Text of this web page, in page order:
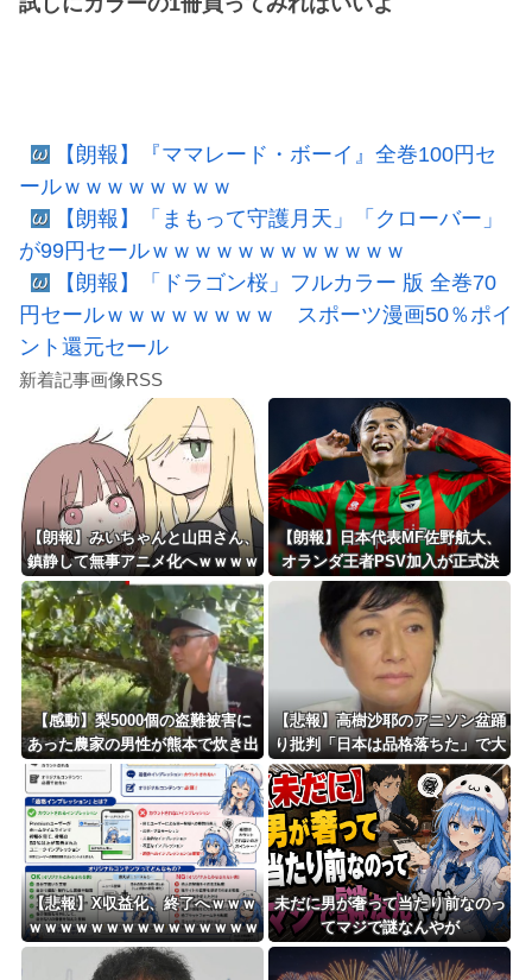
【朗報】『ママレード・ボーイ』全巻100円セ
ールｗｗｗｗｗｗｗｗ
【朗報】「まもって守護月天」「クローバー」
が99円セールｗｗｗｗｗｗｗｗｗｗｗｗ
【朗報】「ドラゴン桜」フルカラー 版 全巻70
円セールｗｗｗｗｗｗｗｗ スポーツ漫画50％ポイ
ント還元セール
新着記事画像RSS
【朗報】みいちゃんと山田さん、
鎮静して無事アニメ化へｗｗｗｗ
ｗｗｗｗｗ
【朗報】日本代表MF佐野航大、
オランダ王者PSV加入が正式決
定！ NEC史上最高額の移籍、最
大約31億円か！！
【感動】梨5000個の盗難被害に
あった農家の男性が熊本で炊き出
しや支援物資、現地で目にし
た“助け合いの輪”
【悲報】高樹沙耶のアニソン盆踊
り批判「日本は品格落ちた」で大
論争！過去の大麻発言にも飛び
火…「炎上気味なので」自ら幕引
き図る
【悲報】X収益化、終了へｗｗｗ
ｗｗｗｗｗｗｗｗｗｗｗｗｗｗｗ
未だに男が奢って当たり前なのっ
てマジで謎なんやが